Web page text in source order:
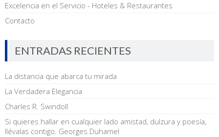
Excelencia en el Servicio - Hoteles & Restaurantes
Contacto
ENTRADAS RECIENTES
La distancia que abarca tu mirada
La Verdadera Elegancia
Charles R. Swindoll
Si quieres hallar en cualquier lado amistad, dulzura y poesía,
llévalas contigo. Georges Duhamel